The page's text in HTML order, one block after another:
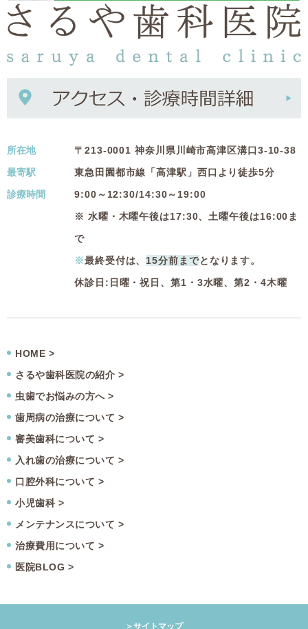
所在地
〒213-0001 神奈川県川崎市高津区溝口3-10-38
最寄駅
東急田園都市線「高津駅」西口より徒歩5分
診療時間
9:00～12:30/14:30～19:00
※ 水曜・木曜午後は17:30、土曜午後は16:00ま
で
※最終受付は、 15分前までとなります。
休診日:日曜・祝日、第1・3水曜、第2・4木曜
HOME >
さるや歯科医院の紹介 >
虫歯でお悩みの方へ >
歯周病の治療について >
審美歯科について >
入れ歯の治療について >
口腔外科について >
小児歯科 >
メンテナンスについて >
治療費用について >
医院BLOG >
＞サイトマップ